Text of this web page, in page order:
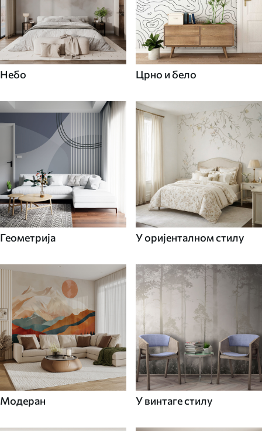
Небо Црно и бело
Геометрија У оријенталном стилу
Модеран У винтаге стилу